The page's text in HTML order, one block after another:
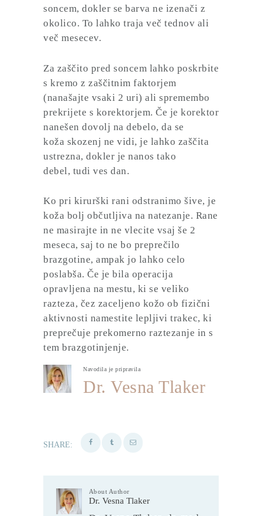
soncem, dokler se barva ne izenači z
okolico. To lahko traja več tednov ali
več mesecev.
Za zaščito pred soncem lahko poskrbite
s kremo z zaščitnim faktorjem
(nanašajte vsaki 2 uri) ali spremembo
prekrijete s korektorjem. Če je korektor
nanešen dovolj na debelo, da se
koža skozenj ne vidi, je lahko zaščita
ustrezna, dokler je nanos tako
debel, tudi ves dan.
Ko pri kirurški rani odstranimo šive, je
koža bolj občutljiva na natezanje. Rane
ne masirajte in ne vlecite vsaj še 2
meseca, saj to ne bo preprečilo
brazgotine, ampak jo lahko celo
poslabša. Če je bila operacija
opravljena na mestu, ki se veliko
razteza, čez zaceljeno kožo ob fizični
aktivnosti namestite lepljivi trakec, ki
preprečuje prekomerno raztezanje in s
tem brazgotinjenje.
Navodila je pripravila
Dr. Vesna Tlaker
SHARE:
About Author
Dr. Vesna Tlaker